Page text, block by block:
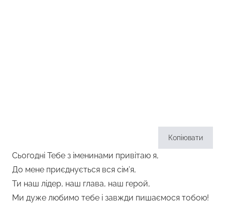
Копіювати
Сьогодні Тебе з іменинами привітаю я,
До мене приєднується вся сім’я,
Ти наш лідер, наш глава, наш герой,
Ми дуже любимо тебе і завжди пишаємося тобою!